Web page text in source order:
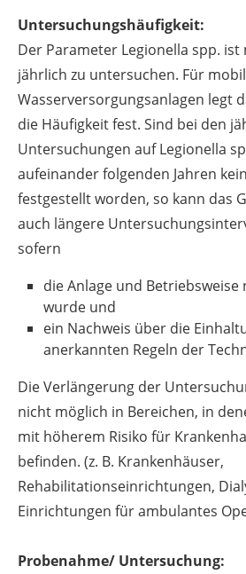
Untersuchungshäufigkeit:
Der Parameter Legionella spp.
jährlich zu untersuchen. Für
Wasserversorgungsanlagen legt
die Häufigkeit fest. Sind bei den
Untersuchungen auf Legionella
aufeinander folgenden Jahren
festgestellt worden, so kann das
auch längere
sofern
die Anlage und
wurde und
ein Nachweis über die
anerkannten Regeln der
Die Verlängerung der
nicht möglich in Bereichen, in
mit höherem Risiko für
befinden. (z. B. Krankenhäuser,
Rehabilitationseinrichtungen,
Einrichtungen für ambulantes
Probenahme/ Untersuchung: